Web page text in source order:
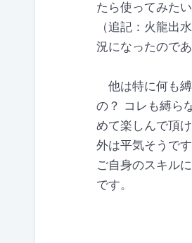
たら使ってみた
（追記：火龍出
況になったので
他は特に何も縛
の？ コレも縛ら
めて楽しんで頂
外は平気そうで
ご自身のスキル
です。